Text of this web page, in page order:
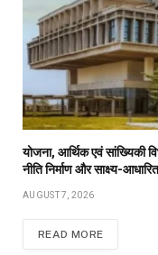
योजना, आर्थिक एवं
नीति निर्माण और साक्ष्य-
AUGUST 7, 2026
READ MORE